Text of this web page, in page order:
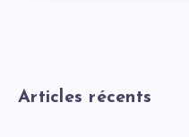
Articles récents